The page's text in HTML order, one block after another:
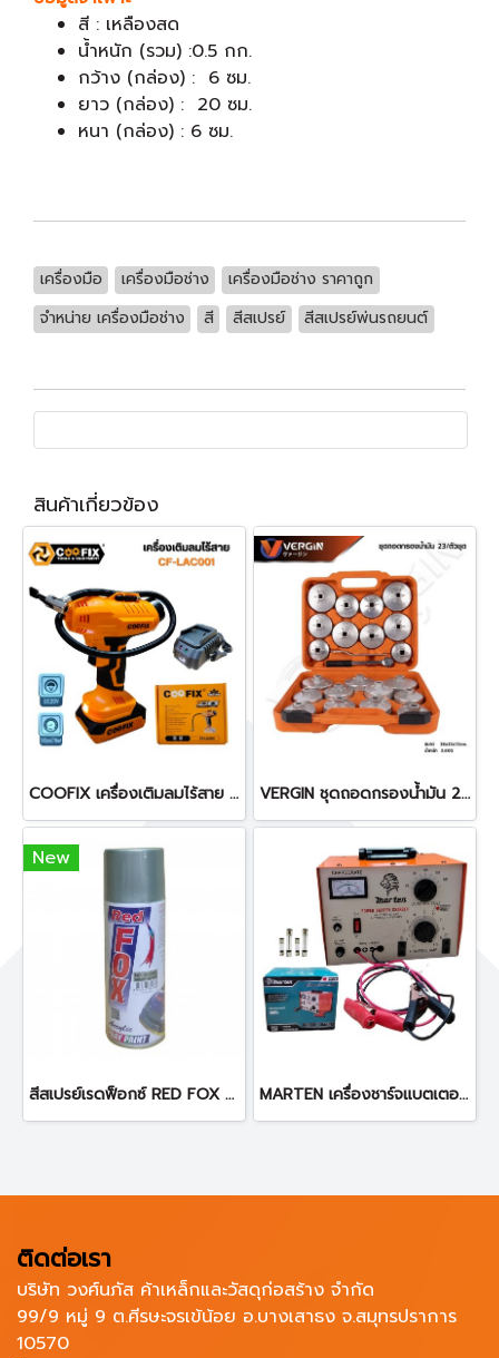
สี : เหลืองสด
น้ำหนัก (รวม) :0.5 กก.
กว้าง (กล่อง) : 6 ซม.
ยาว (กล่อง) : 20 ซม.
หนา (กล่อง) : 6 ซม.
เครื่องมือ เครื่องมือช่าง
เครื่องมือช่าง ราคาถูก
จำหน่าย เครื่องมือช่าง
สี สีสเปรย์ สีสเปรย์พ่นรถยนต์
สินค้าเกี่ยวข้อง
COOFIX เครื่องเติมลมไร้สาย รุ่น LAC001 เครื่องเติมลมพกพา VERGIN ชุดถอดกรองน้ำมัน 23 ตัวชุด ถ้วยถอดกรองน้ำมัน
New
สีสเปรย์เรดฟ็อกซ์ RED FOX NO.36(300) BRIGHT SILVER (สีบรอนซ์) MARTEN เครื่องชาร์จแบตเตอรี่ MT-BC6-24 ตู้ชาร์จแบต
ติดต่อเรา
บริษัท วงศ์นภัส ค้าเหล็กและวัสดุก่อสร้าง จำกัด
99/9 หมู่ 9 ต.ศีรษะจรเข้น้อย อ.บางเสาธง จ.สมุทรปราการ
10570